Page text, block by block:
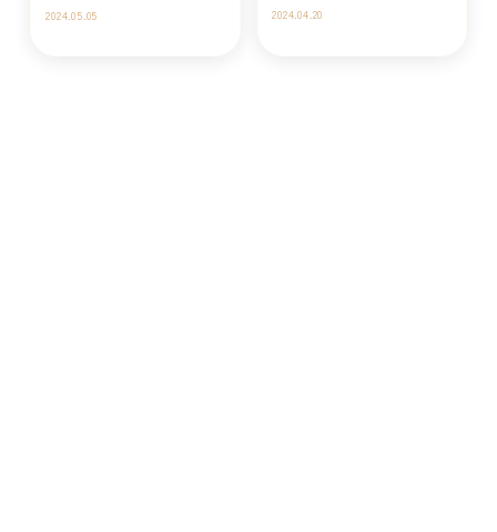
2024.05.05 2024.04.20